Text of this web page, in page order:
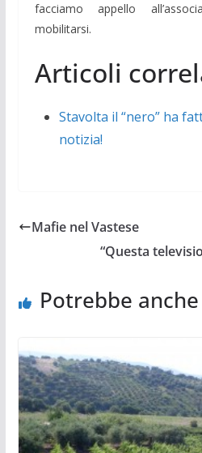
facciamo appello
mobilitarsi.
Articoli
Stavolta il “nero” ha
notizia!
Mafie nel Vastese
“Questa
Potrebbe